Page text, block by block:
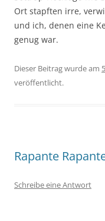
Ort stapften irre,
und ich, denen eine
genug war.
Dieser Beitrag wurde am
veröffentlicht.
Rapante
Schreibe eine Antwort